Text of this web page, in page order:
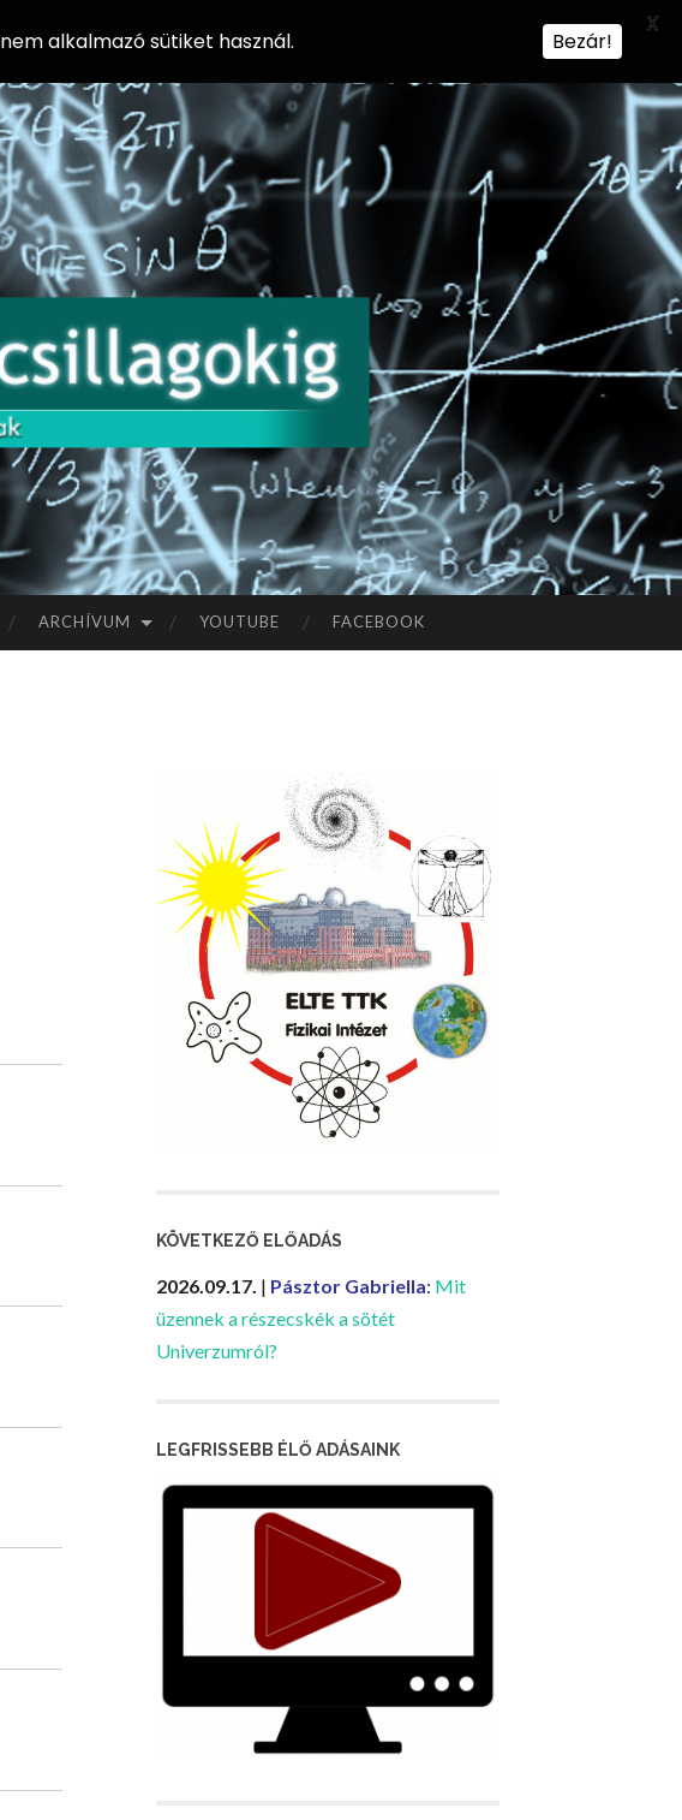
Fizikai
ARCHÍVUM YOUTUBE FACEBOOK
KÖVETKEZŐ ELŐADÁS
2026.09.17. | Pásztor Gabriella: Mit
üzennek a részecskék a sötét
Univerzumról?
LEGFRISSEBB ÉLŐ ADÁSAINK
alkalmazó sütiket használ. Bezár!
X